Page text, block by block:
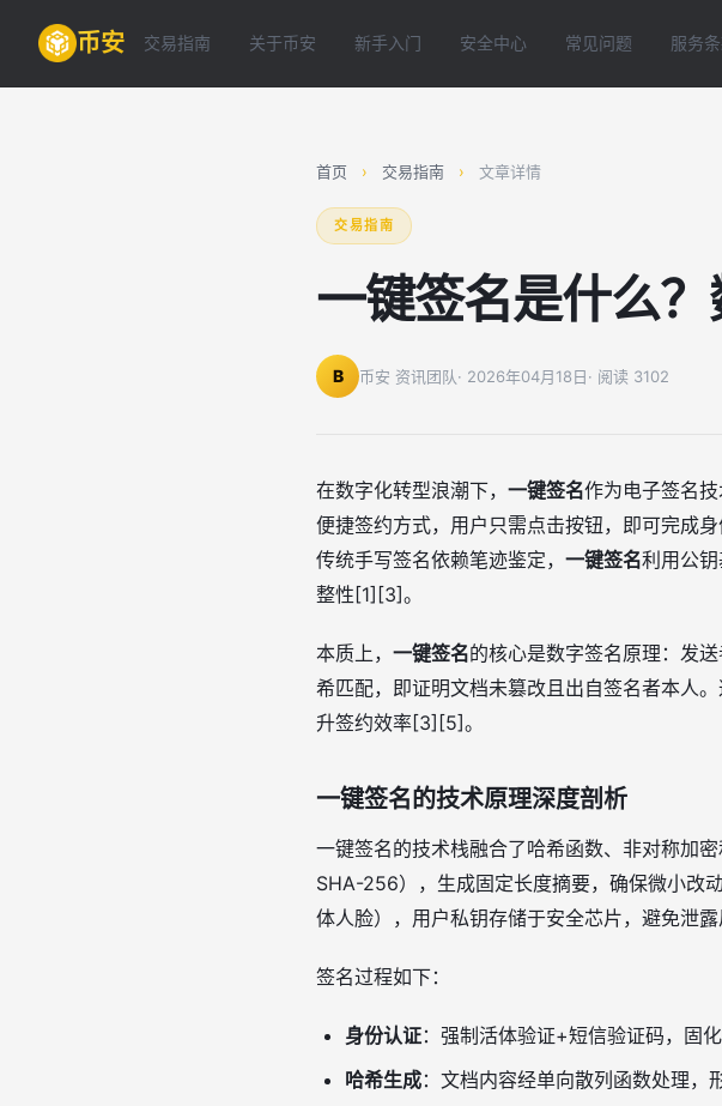
币安 交易指南 关于币安 新手入门 安全中心 常见问题 服务
首页 › 交易指南 › 文章详情
交易指南
一键签名是什么
B 币安 资讯团队· 2026年04月18日· 阅读 3102
在数字化转型浪潮下， 一键签名作为电子签名
便捷签约方式，用户只需点击按钮，即可完成
传统手写签名依赖笔迹鉴定， 一键签名利用公
整性[1][3]。
本质上， 一键签名的核心是数字签名原理：发
希匹配，即证明文档未篡改且出自签名者本人
升签约效率[3][5]。
一键签名的技术原理深度剖析
一键签名的技术栈融合了哈希函数、非对称加
SHA-256），生成固定长度摘要，确保微小改
体人脸），用户私钥存储于安全芯片，避免泄露
签名过程如下：
身份认证：强制活体验证+短信验证码，固化
哈希生成：文档内容经单向散列函数处理，